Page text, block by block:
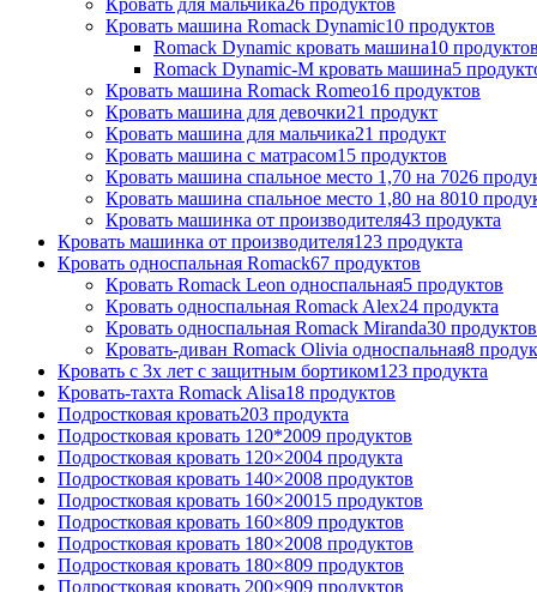
Кровать для мальчика26 продуктов
Кровать машина Romack Dynamic10 продуктов
Romack Dynamic кровать машина10 продуктов
Romack Dynamic-M кровать машина5
Кровать машина Romack Romeo16 продуктов
Кровать машина для девочки21 продукт
Кровать машина для мальчика21 продукт
Кровать машина с матрасом15 продуктов
Кровать машина спальное место 1,70 на 7026
Кровать машина спальное место 1,80 на 8010
Кровать машинка от производителя43 продукта
Кровать машинка от производителя123 продукта
Кровать односпальная Romack67 продуктов
Кровать Romack Leon односпальная5 продуктов
Кровать односпальная Romack Alex24 продукта
Кровать односпальная Romack Miranda30 продуктов
Кровать-диван Romack Olivia односпальная8
Кровать с 3х лет с защитным бортиком123 продукта
Кровать-тахта Romack Alisa18 продуктов
Подростковая кровать203 продукта
Подростковая кровать 120*2009 продуктов
Подростковая кровать 120×2004 продукта
Подростковая кровать 140×2008 продуктов
Подростковая кровать 160×20015 продуктов
Подростковая кровать 160×809 продуктов
Подростковая кровать 180×2008 продуктов
Подростковая кровать 180×809 продуктов
Подростковая кровать 200×909 продуктов